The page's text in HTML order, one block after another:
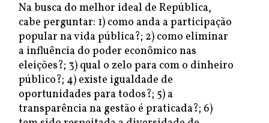
Na busca do melhor ideal de República,
cabe perguntar: 1) como anda a participação
popular na vida pública?; 2) como eliminar
a influência do poder econômico nas
eleições?; 3) qual o zelo para com o dinheiro
público?; 4) existe igualdade de
oportunidades para todos?; 5) a
transparência na gestão é praticada?; 6)